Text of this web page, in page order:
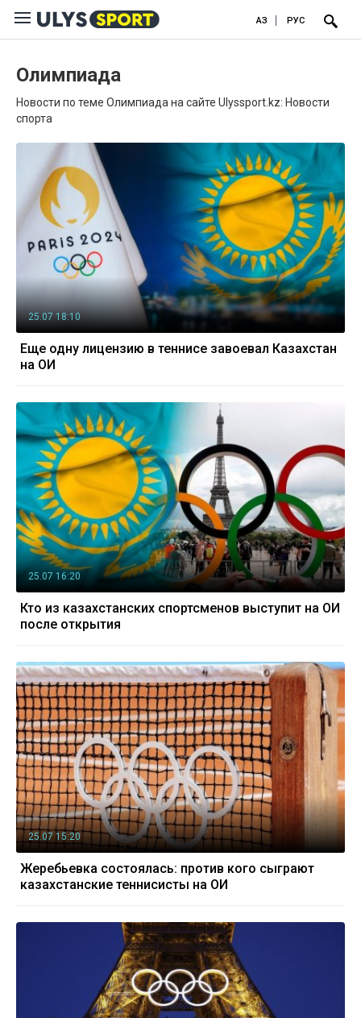
ҚАЗ РУС
Олимпиада
Новости по теме Олимпиада на сайте Ulyssport.kz: Новости
спорта
25.07 18:10
Еще одну лицензию в теннисе завоевал Казахстан
на ОИ
25.07 16:20
Кто из казахстанских спортсменов выступит на ОИ
после открытия
25.07 15:20
Жеребьевка состоялась: против кого сыграют
казахстанские теннисисты на ОИ